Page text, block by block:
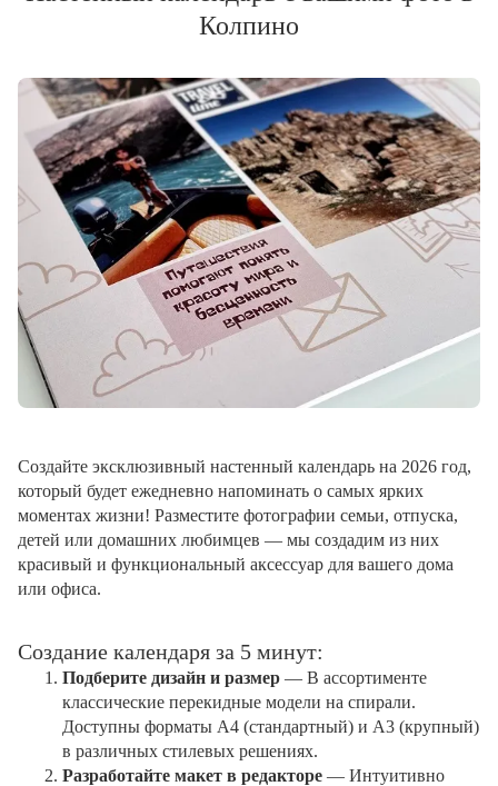
Колпино
Создайте эксклюзивный настенный календарь на 2026 год,
который будет ежедневно напоминать о самых ярких
моментах жизни! Разместите фотографии семьи, отпуска,
детей или домашних любимцев — мы создадим из них
красивый и функциональный аксессуар для вашего дома
или офиса.
Создание календаря за 5 минут:
Подберите дизайн и размер — В ассортименте
классические перекидные модели на спирали.
Доступны форматы А4 (стандартный) и А3 (крупный)
в различных стилевых решениях.
Разработайте макет в редакторе — Интуитивно